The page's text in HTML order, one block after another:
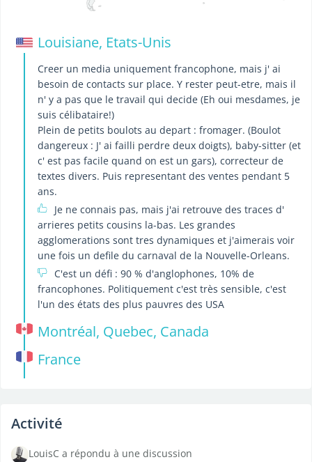
Louisiane, Etats-Unis
Creer un media uniquement francophone, mais j' ai
besoin de contacts sur place. Y rester peut-etre, mais il
n' y a pas que le travail qui decide (Eh oui mesdames, je
suis célibataire!)
Plein de petits boulots au depart : fromager. (Boulot
dangereux : J' ai failli perdre deux doigts), baby-sitter (et
c' est pas facile quand on est un gars), correcteur de
textes divers. Puis representant des ventes pendant 5
ans.
Je ne connais pas, mais j'ai retrouve des traces d'
arrieres petits cousins la-bas. Les grandes
agglomerations sont tres dynamiques et j'aimerais voir
une fois un defile du carnaval de la Nouvelle-Orleans.
C'est un défi : 90 % d'anglophones, 10% de
francophones. Politiquement c'est très sensible, c'est
l'un des états des plus pauvres des USA
Montréal, Quebec, Canada
France
Activité
LouisC a répondu à une discussion